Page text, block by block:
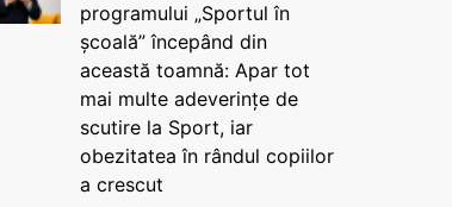
programului „Sportul în
școală” începând din
această toamnă: Apar tot
mai multe adeverințe de
scutire la Sport, iar
obezitatea în rândul copiilor
a crescut